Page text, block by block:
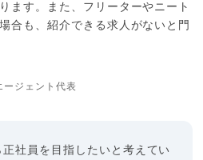
ます。また、フリーターやニート
合も、紹介できる求人がないと門
ージェント代表
社員を目指したいと考えてい